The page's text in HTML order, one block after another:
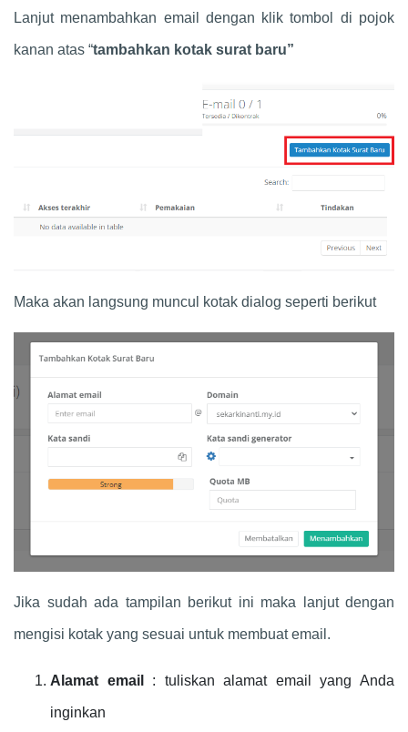
Lanjut menambahkan email dengan klik tombol di pojok
kanan atas “tambahkan kotak surat baru”
Maka akan langsung muncul kotak dialog seperti berikut
Jika sudah ada tampilan berikut ini maka lanjut dengan
mengisi kotak yang sesuai untuk membuat email.
Alamat email : tuliskan alamat email yang Anda
inginkan